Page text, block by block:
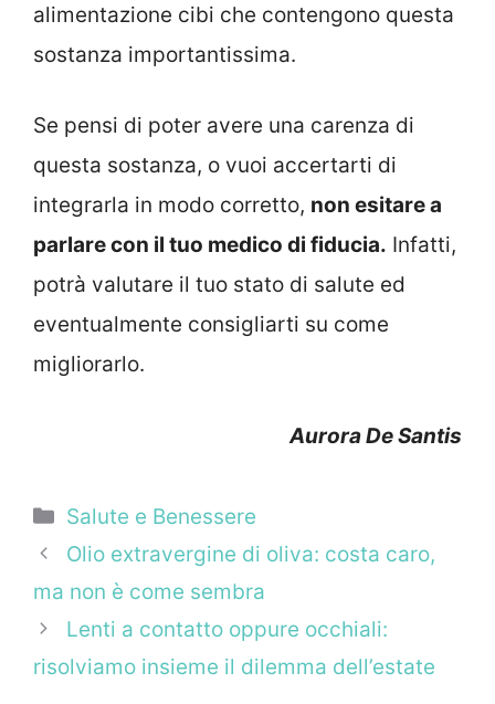
alimentazione cibi che contengono questa
sostanza importantissima.
Se pensi di poter avere una carenza di
questa sostanza, o vuoi accertarti di
integrarla in modo corretto, non esitare a
parlare con il tuo medico di fiducia. Infatti,
potrà valutare il tuo stato di salute ed
eventualmente consigliarti su come
migliorarlo.
Aurora De Santis
Categorie
Salute e Benessere
Olio extravergine di oliva: costa caro,
ma non è come sembra
Lenti a contatto oppure occhiali:
risolviamo insieme il dilemma dell’estate